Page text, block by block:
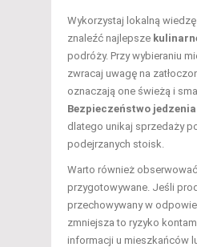
Wykorzystaj lokalną
znaleźć najlepsze
podróży. Przy wybieraniu
zwracaj uwagę na
oznaczają one świeżą i
Bezpieczeństwo jedzenia
dlatego unikaj sprzedaży
podejrzanych stoisk.
Warto również
przygotowywane. Jeśli
przechowywany w
zmniejsza to ryzyko
informacji u mieszkańców